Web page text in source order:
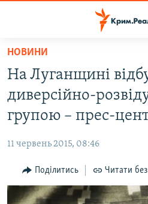
Перейти
основного
матеріалу
Перейти
до
основної
навігації
Перейти
до
пошуку
ВОДА.КРИМ
ВІДЕО ТА ФОТО
БЛОГИ
ПОГЛЯД
ІНТЕРВ'Ю
НОВИНИ
На Луганщині
диверсійно-
групою – прес-
11 червень 2015, 08:46
Поділитись Читати